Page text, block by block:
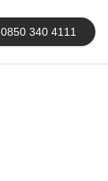
0850 340 4111